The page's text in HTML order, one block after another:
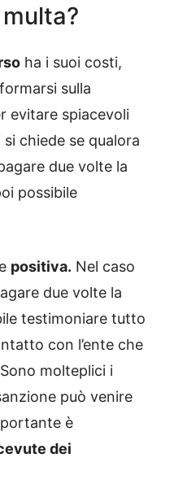
ha i suoi costi,
sulla
evitare spiacevoli
chiede se qualora
due volte la
possibile
positiva. Nel caso
due volte la
testimoniare tutto
con l’ente che
molteplici i
può venire
è
dei